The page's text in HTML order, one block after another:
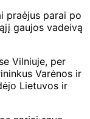
praėjus parai po
gaujos vadeivą
Vilniuje, per
Varėnos ir
Lietuvos ir